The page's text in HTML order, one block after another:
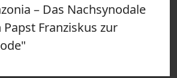
– Das Nachsynodale
Franziskus zur